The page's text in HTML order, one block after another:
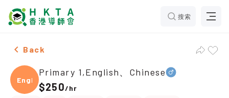
搜索
Male Primary 1,English、Chinese，Tsuen Wan Tuition
Back
Engli
Primary 1,English、Chinese
$250/hr